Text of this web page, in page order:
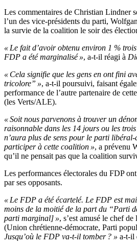
Les commentaires de Christian Lindner
l’un des vice-présidents du parti,
la survie de la coalition le soir des
« Le fait d’avoir obtenu environ 1 %
FDP a été marginalisé », a-t-il réagi à
« Cela signifie que les gens en ont fini
tricolore” », a-t-il poursuivi, faisant
performance de l’autre partenaire de
(les Verts/ALE).
« Soit nous parvenons à trouver un
raisonnable dans les 14 jours ou les
n’aura plus de sens pour le parti
participer à cette coalition », a prévenu
qu’il ne pensait pas que la coalition
Les performances électorales du FDP
par ses opposants.
« Le FDP a été écartelé. Le FDP est
moins de la moitié de la part du “Parti
parti marginal] », s’est amusé le chef
(Union chrétienne-démocrate, Parti
Jusqu’où le FDP va-t-il tomber ? » a-t-il